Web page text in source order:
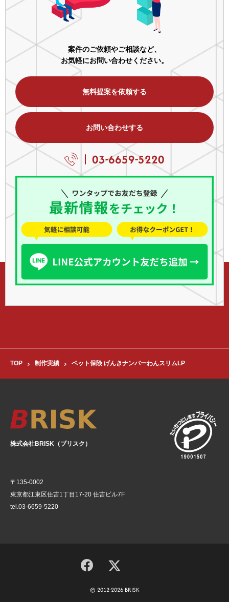
案件のご依頼やご相談など、
お気軽にお問い合わせください。
無料提案を依頼する
お問い合わせする
03-6659-5220
TOP 制作実績 ペット保険 げんきナンバーわんスリムLP
株式会社BRISK（ブリスク）
〒135-0002
東京都江東区住吉1丁目17-20 住吉ビル7F
tel.03-6659-5220
© 2012-2026 BRISK